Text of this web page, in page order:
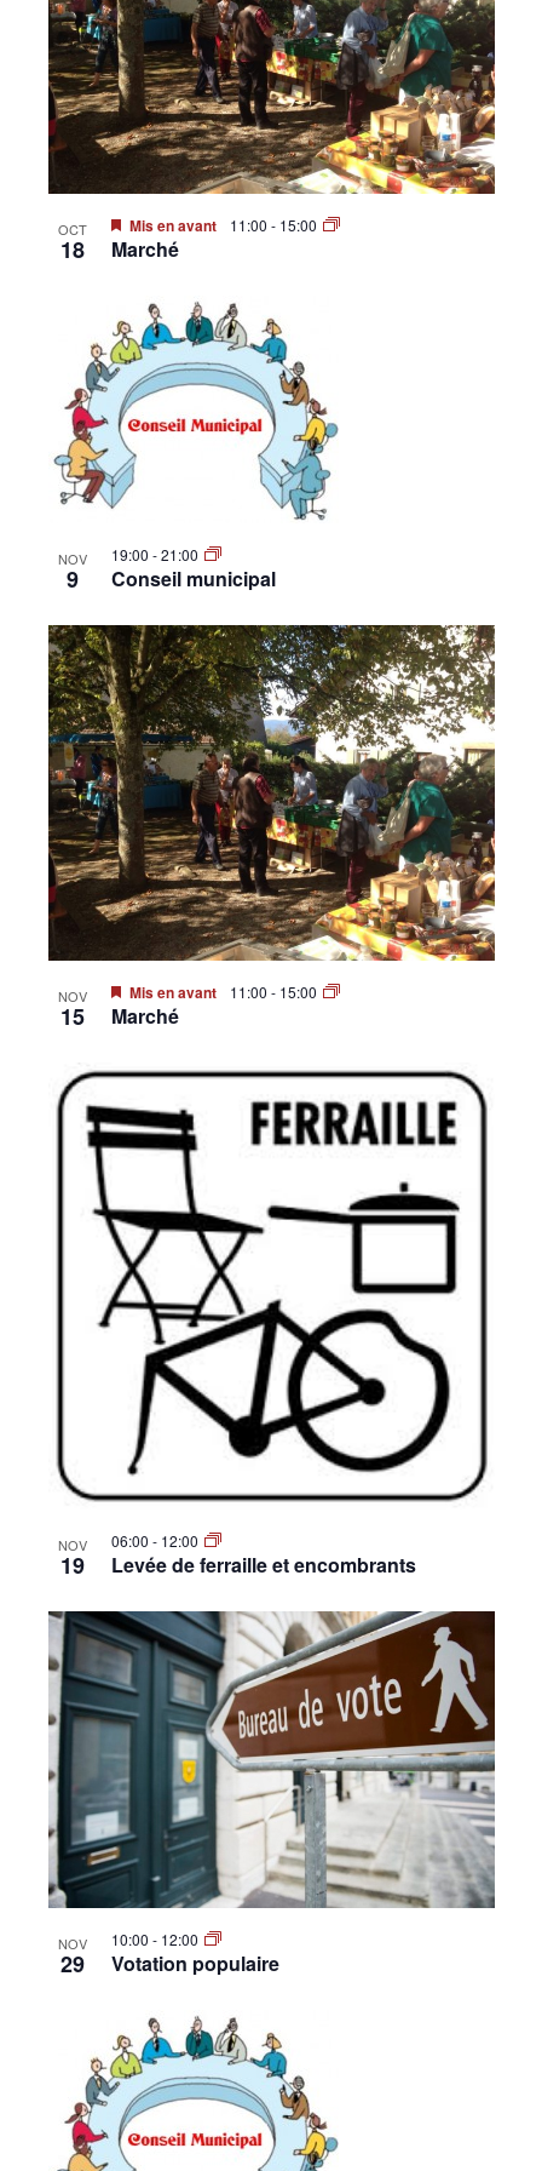
Canton
OCT
18
Mis en avant 11:00 - 15:00
Marché
NOV
9
19:00 -21:00
Conseil municipal
NOV
15
Mis en avant 11:00 - 15:00
Marché
NOV
19
06:00 - 12:00
Levée de ferraille et encombrants
NOV
29
10:00 - 12:00
Votation populaire